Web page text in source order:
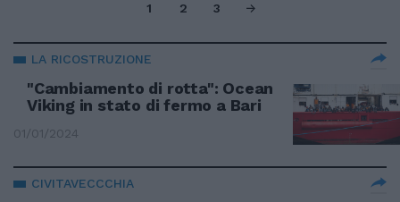
1 2 3
LA RICOSTRUZIONE
"Cambiamento di rotta": Ocean
Viking in stato di fermo a Bari
01/01/2024
CIVITAVECCCHIA